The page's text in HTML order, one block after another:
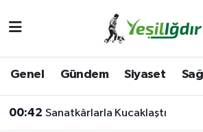
Genel Gündem Siyaset
00:42 Sanatkârlarla Kucaklaştı